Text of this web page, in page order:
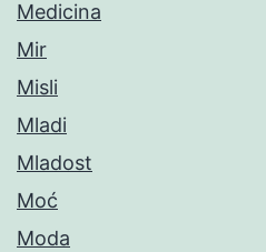
Medicina
Mir
Misli
Mladi
Mladost
Moć
Moda